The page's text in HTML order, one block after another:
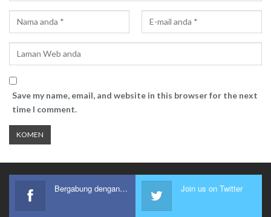
Save my name, email, and website in this browser for the next
time I comment.
Bergabung dengan kami Join us on Twitter